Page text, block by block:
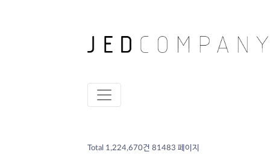
Total 1,224,670건 81483 페이지